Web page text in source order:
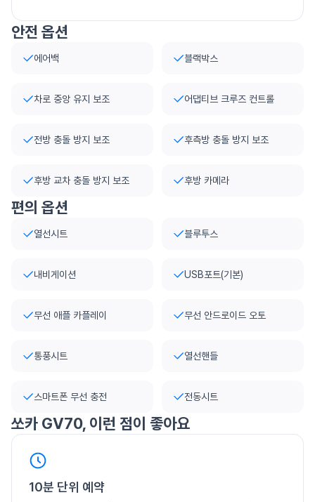
안전 옵션
에어백 블랙박스
차로 중앙 유지 보조 어댑티브 크루즈 컨트롤
전방 충돌 방지 보조 후측방 충돌 방지 보조
후방 교차 충돌 방지 보조 후방 카메라
편의 옵션
열선시트 블루투스
내비게이션 USB포트(기본)
무선 애플 카플레이 무선 안드로이드 오토
통풍시트 열선핸들
스마트폰 무선 충전 전동시트
쏘카 GV70, 이런 점이 좋아요
10분 단위 예약